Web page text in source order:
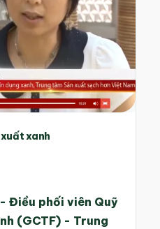
xanh
Điều phối viên Quỹ
(GCTF) - Trung